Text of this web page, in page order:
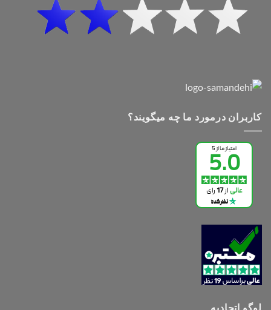
کاربران درمورد ما چه میگویند؟
لوگو اتحادیه